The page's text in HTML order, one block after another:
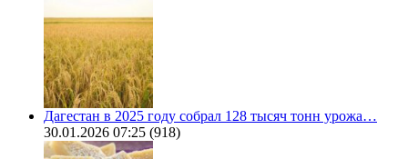
Дагестан в 2025 году собрал 128 тысяч тонн урожа…
30.01.2026 07:25 (918)